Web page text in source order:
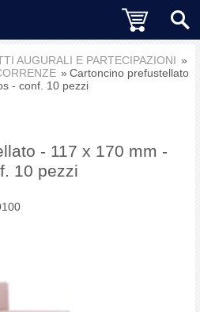
AUGURALI E PARTECIPAZIONI
Cartoncino prefustellato
- conf. 10 pezzi
- 117 x 170 mm -
10 pezzi